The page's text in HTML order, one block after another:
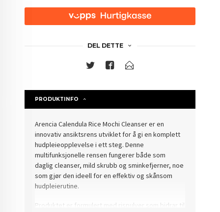
DEL DETTE
PRODUKTINFO
Arencia Calendula Rice Mochi Cleanser er en
innovativ ansiktsrens utviklet for å gi en komplett
hudpleieopplevelse i ett steg. Denne
multifunksjonelle rensen fungerer både som
daglig cleanser, mild skrubb og sminkefjerner, noe
som gjør den ideell for en effektiv og skånsom
hudpleierutine.
Produktet er formulert med rispulver som bidrar til